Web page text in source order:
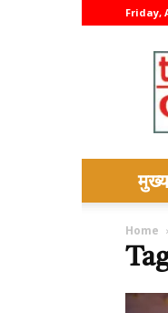
Friday,
Home